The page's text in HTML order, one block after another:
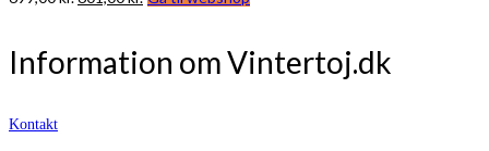
var:
er:
Information om Vintertoj.dk
Kontakt